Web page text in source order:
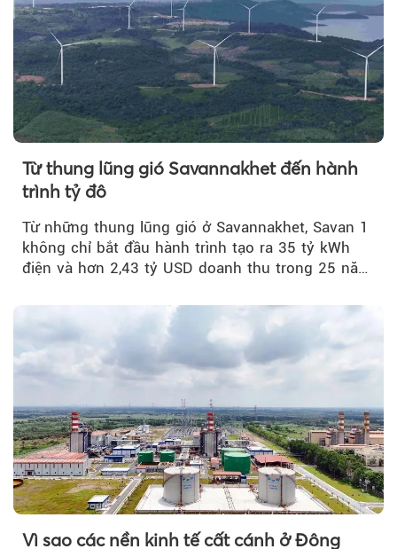
Từ thung lũng gió Savannakhet đến hành
trình tỷ đô
Từ những thung lũng gió ở Savannakhet, Savan 1
không chỉ bắt đầu hành trình tạo ra 35 tỷ kWh
điện và hơn 2,43 tỷ USD doanh thu trong 25 năm
Vì sao các nền kinh tế cất cánh ở Đông